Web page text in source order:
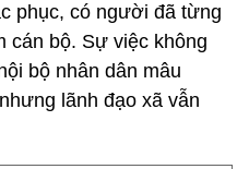
phục, có người đã từng
cán bộ. Sự việc không
bộ nhân dân mâu
lãnh đạo xã vẫn